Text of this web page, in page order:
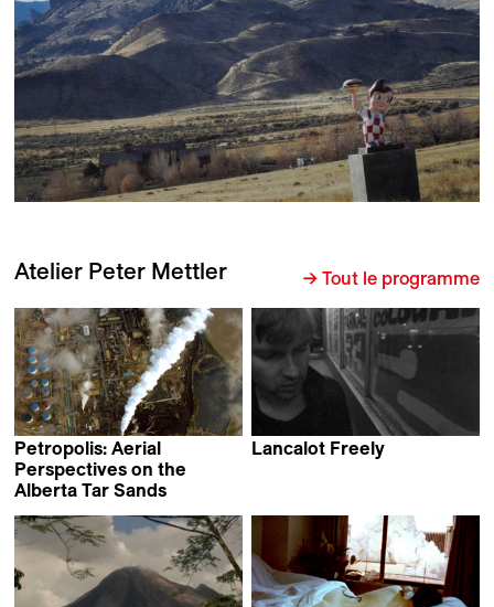
Atelier Peter Mettler → Tout le programme
Petropolis: Aerial
Perspectives on the
Alberta Tar Sands
Lancalot Freely